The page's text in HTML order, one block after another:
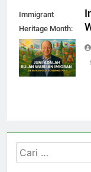
Immigrant
Heritage Month:
Warisan yang
Menyatukan
Cari
untuk: